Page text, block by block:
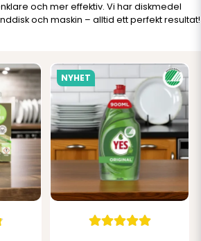
och mer effektiv. Vi har diskmedel
och maskin – alltid ett perfekt resultat!
NYHET